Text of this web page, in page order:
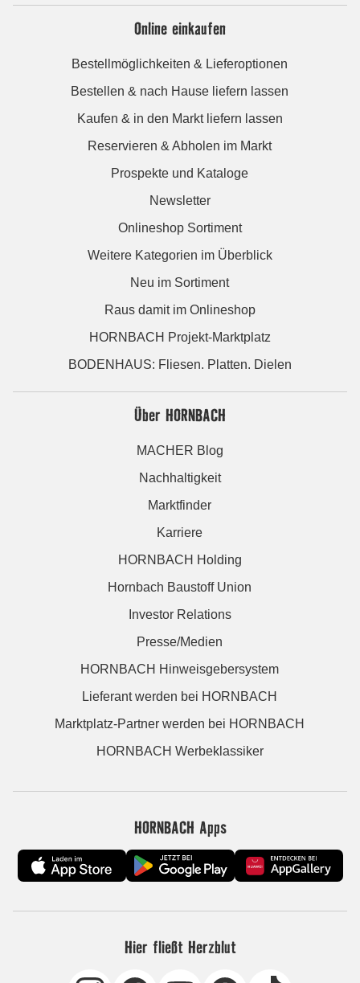
Online einkaufen
Bestellmöglichkeiten & Lieferoptionen
Bestellen & nach Hause liefern lassen
Kaufen & in den Markt liefern lassen
Reservieren & Abholen im Markt
Prospekte und Kataloge
Newsletter
Onlineshop Sortiment
Weitere Kategorien im Überblick
Neu im Sortiment
Raus damit im Onlineshop
HORNBACH Projekt-Marktplatz
BODENHAUS: Fliesen. Platten. Dielen
Über HORNBACH
MACHER Blog
Nachhaltigkeit
Marktfinder
Karriere
HORNBACH Holding
Hornbach Baustoff Union
Investor Relations
Presse/Medien
HORNBACH Hinweisgebersystem
Lieferant werden bei HORNBACH
Marktplatz-Partner werden bei HORNBACH
HORNBACH Werbeklassiker
HORNBACH Apps
Hier fließt Herzblut